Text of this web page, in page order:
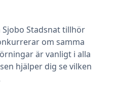
Sjobo Stadsnattillhör
om samma
är vanligt i alla
hjälper dig se vilken